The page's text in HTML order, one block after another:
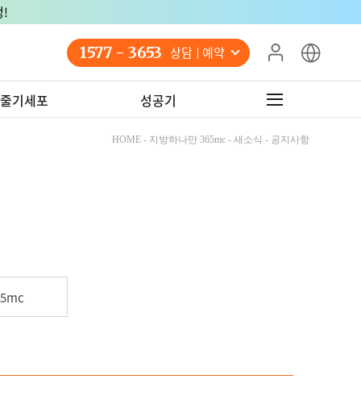
!
1577 - 3653 상담 예약
기세포 성공기
HOME - 지방하나만 365mc - 새소식 - 공지사항